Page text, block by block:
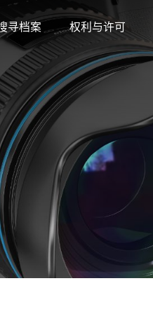
寻档案 权利与许可